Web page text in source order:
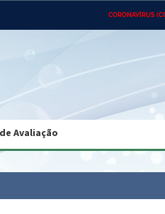
CORONAVÍRUS
Ministério do Desenvolvimento
Regional
Advocacia-Geral da União
Avaliação